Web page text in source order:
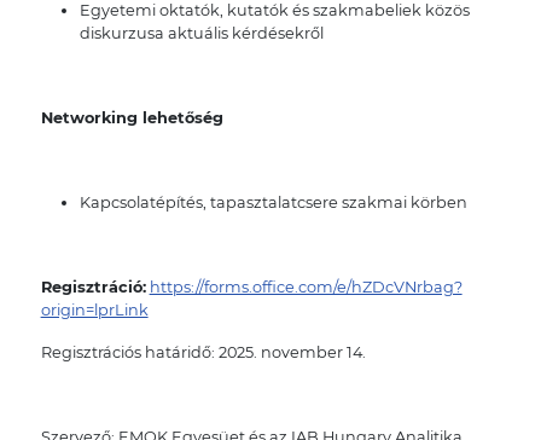
Egyetemi oktatók, kutatók és szakmabeliek közös
diskurzusa aktuális kérdésekről
Networking lehetőség
Kapcsolatépítés, tapasztalatcsere szakmai körben
Regisztráció: https://forms.office.com/e/hZDcVNrbag?
origin=lprLink
Regisztrációs határidő: 2025. november 14.